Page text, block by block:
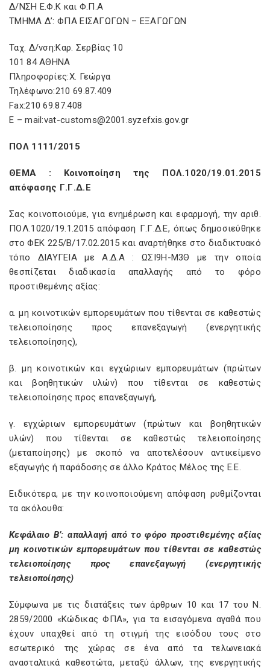
Δ/ΝΣΗ Ε.Φ.Κ και Φ.Π.Α
ΤΜΗΜΑ Δ’: ΦΠΑ ΕΙΣΑΓΩΓΩΝ – ΕΞΑΓΩΓΩΝ
Ταχ. Δ/νση:Καρ. Σερβίας 10
101 84 ΑΘΗΝΑ
Πληροφορίες:Χ. Γεώργα
Τηλέφωνο:210 69.87.409
Fax:210 69.87.408
E – mail:vat-customs@2001.syzefxis.gov.gr
ΠΟΛ 1111/2015
ΘΕΜΑ : Κοινοποίηση της ΠΟΛ.1020/19.01.2015
απόφασης Γ.Γ.Δ.Ε
Σας κοινοποιούμε, για ενημέρωση και εφαρμογή, την αριθ.
ΠΟΛ.1020/19.1.2015 απόφαση Γ.Γ.Δ.Ε, όπως δημοσιεύθηκε
στο ΦΕΚ 225/Β/17.02.2015 και αναρτήθηκε στο διαδικτυακό
τόπο ΔΙΑΥΓΕΙΑ με Α.Δ.Α : ΩΣΙ9Η-Μ3Θ με την οποία
θεσπίζεται διαδικασία απαλλαγής από το φόρο
προστιθεμένης αξίας:
α. μη κοινοτικών εμπορευμάτων που τίθενται σε καθεστώς
τελειοποίησης προς επανεξαγωγή (ενεργητικής
τελειοποίησης),
β. μη κοινοτικών και εγχώριων εμπορευμάτων (πρώτων
και βοηθητικών υλών) που τίθενται σε καθεστώς
τελειοποίησης προς επανεξαγωγή,
γ. εγχώριων εμπορευμάτων (πρώτων και βοηθητικών
υλών) που τίθενται σε καθεστώς τελειοποίησης
(μεταποίησης) με σκοπό να αποτελέσουν αντικείμενο
εξαγωγής ή παράδοσης σε άλλο Κράτος Μέλος της Ε.Ε.
Ειδικότερα, με την κοινοποιούμενη απόφαση ρυθμίζονται
τα ακόλουθα:
Κεφάλαιο Β’: απαλλαγή από το φόρο προστιθεμένης αξίας
μη κοινοτικών εμπορευμάτων που τίθενται σε καθεστώς
τελειοποίησης προς επανεξαγωγή (ενεργητικής
τελειοποίησης)
Σύμφωνα με τις διατάξεις των άρθρων 10 και 17 του Ν.
2859/2000 «Κώδικας ΦΠΑ», για τα εισαγόμενα αγαθά που
έχουν υπαχθεί από τη στιγμή της εισόδου τους στο
εσωτερικό της χώρας σε ένα από τα τελωνειακά
ανασταλτικά καθεστώτα, μεταξύ άλλων, της ενεργητικής